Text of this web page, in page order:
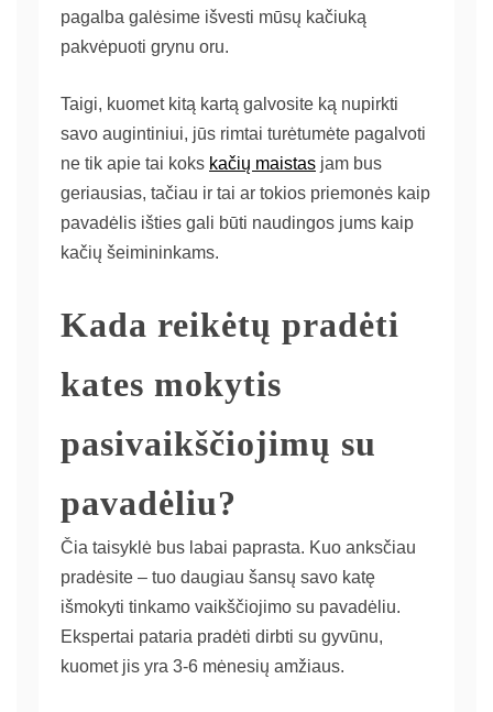
pagalba galėsime išvesti mūsų kačiuką
pakvėpuoti grynu oru.
Taigi, kuomet kitą kartą galvosite ką nupirkti
savo augintiniui, jūs rimtai turėtumėte pagalvoti
ne tik apie tai koks kačių maistas jam bus
geriausias, tačiau ir tai ar tokios priemonės kaip
pavadėlis išties gali būti naudingos jums kaip
kačių šeimininkams.
Kada reikėtų pradėti
kates mokytis
pasivaikščiojimų su
pavadėliu?
Čia taisyklė bus labai paprasta. Kuo anksčiau
pradėsite – tuo daugiau šansų savo katę
išmokyti tinkamo vaikščiojimo su pavadėliu.
Ekspertai pataria pradėti dirbti su gyvūnu,
kuomet jis yra 3-6 mėnesių amžiaus.